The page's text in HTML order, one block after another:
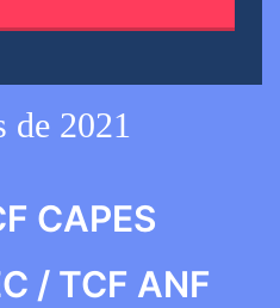
de 2021
CAPES
/ TCF ANF